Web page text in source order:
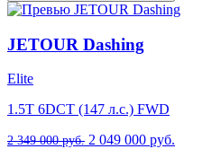
JETOUR Dashing
Elite
1.5T 6DCT (147 л.с.) FWD
2 349 000 руб. 2 049 000 руб.